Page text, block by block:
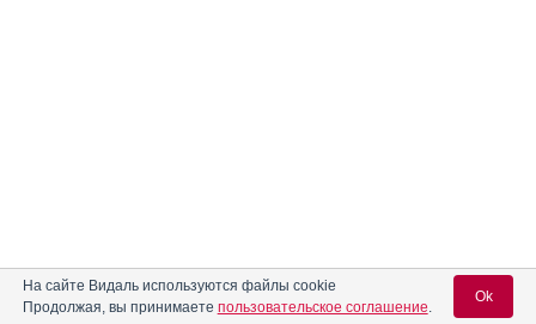
На сайте Видаль используются файлы cookie
Продолжая, вы принимаете пользовательское соглашение.
Ok